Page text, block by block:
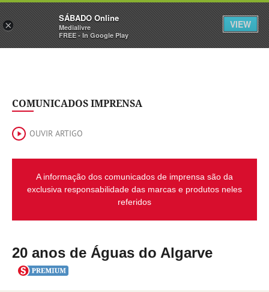
Sábado Assine Iniciar Sessão
COMUNICADOS IMPRENSA
OUVIR ARTIGO
A informação dos comunicados de imprensa são da
exclusiva responsabilidade das marcas e produtos neles
referidos
20 anos de Águas do Algarve
×
SÁBADO Online
Medialivre
FREE - In Google Play
VIEW